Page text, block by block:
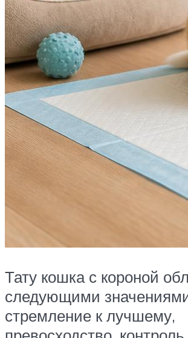
Тату кошка с короной
следующими
стремление к лучшему,